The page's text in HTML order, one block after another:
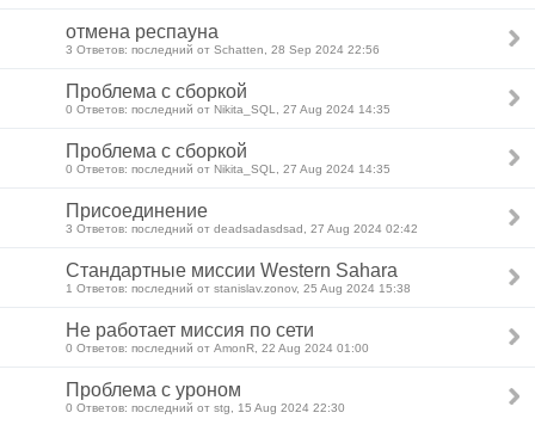
отмена респауна
3 Ответов: последний от Schatten, 28 Sep 2024 22:56
Проблема с сборкой
0 Ответов: последний от Nikita_SQL, 27 Aug 2024 14:35
Проблема с сборкой
0 Ответов: последний от Nikita_SQL, 27 Aug 2024 14:35
Присоединение
3 Ответов: последний от deadsadasdsad, 27 Aug 2024 02:42
Стандартные миссии Western Sahara
1 Ответов: последний от stanislav.zonov, 25 Aug 2024 15:38
Не работает миссия по сети
0 Ответов: последний от AmonR, 22 Aug 2024 01:00
Проблема с уроном
0 Ответов: последний от stg, 15 Aug 2024 22:30